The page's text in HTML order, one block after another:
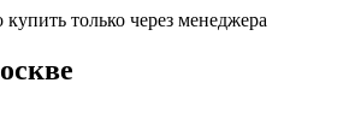
только через менеджера